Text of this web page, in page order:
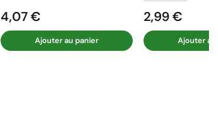
Prix
4,07 €
Ajouter au panier
Prix
2,99 €
Ajouter au